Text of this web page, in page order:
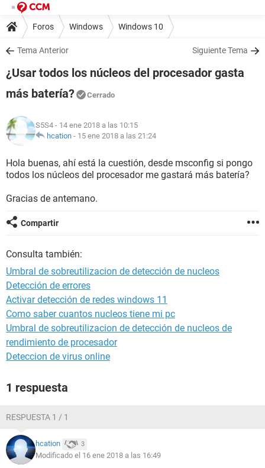
Foros Windows Windows 10
Tema Anterior Siguiente Tema
¿Usar todos los núcleos del procesador gasta
más batería?
Cerrado
S5S4 - 14 ene 2018 a las 10:15
hcation - 15 ene 2018 a las 21:24
Hola buenas, ahí está la cuestión, desde msconfig si pongo
todos los núcleos del procesador me gastará más batería?
Gracias de antemano.
Compartir
Consulta también:
Umbral de sobreutilizacion de detección de nucleos
Detección de errores
Activar detección de redes windows 11
Como saber cuantos nucleos tiene mi pc
Umbral de sobreutilizacion de detección de nucleos de
rendimiento de procesador
Deteccion de virus online
1 respuesta
RESPUESTA 1 / 1
hcation 3
Modificado el 16 ene 2018 a las 16:49